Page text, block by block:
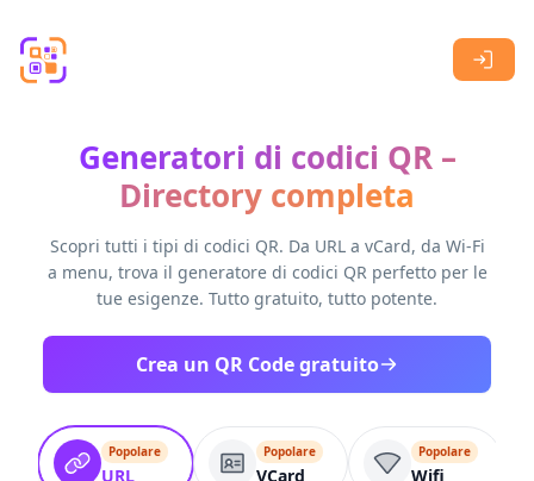
Generatori di codici QR –
Directory completa
Scopri tutti i tipi di codici QR. Da URL a vCard, da Wi-Fi
a menu, trova il generatore di codici QR perfetto per le
tue esigenze. Tutto gratuito, tutto potente.
Crea un QR Code gratuito
Popolare
URL
Popolare
VCard
Popolare
Wifi